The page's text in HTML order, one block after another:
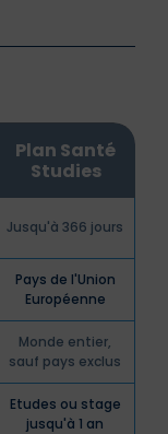
Plan Santé
Studies
Jusqu'à 366 jours
Pays de l'Union
Européenne
Monde entier,
sauf pays exclus
Etudes ou stage
jusqu'à 1 an